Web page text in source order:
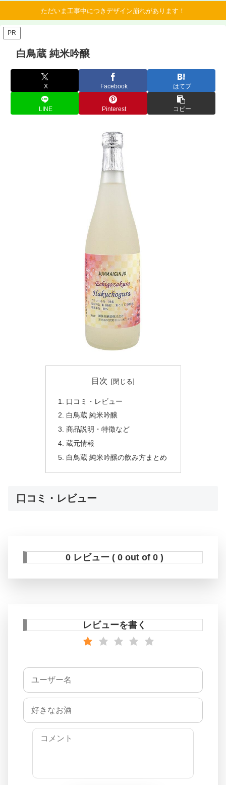
ただいま工事中につきデザイン崩れがあります！
PR
白鳥蔵 純米吟醸
X Facebook はてブ
LINE Pinterest コピー
目次
口コミ・レビュー
白鳥蔵 純米吟醸
商品説明・特徴など
蔵元情報
白鳥蔵 純米吟醸の飲み方まとめ
口コミ・レビュー
0 レビュー ( 0 out of 0 )
レビューを書く